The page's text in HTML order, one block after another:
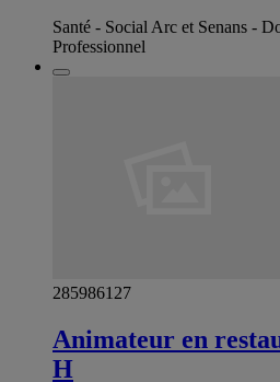
Santé - Social Arc et Senans -
Professionnel
285986127
Animateur en
H